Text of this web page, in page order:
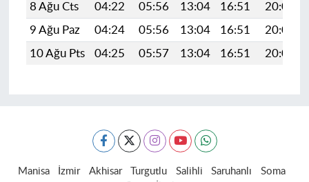
8 Ağu Cts
04:22 05:56 13:04 16:51 20:02
9 Ağu Paz
04:24 05:56 13:04 16:51 20:01
10 Ağu Pts
04:25 05:57 13:04 16:51 20:00
Manisa İzmir Akhisar Turgutlu Salihli Saruhanlı
Soma